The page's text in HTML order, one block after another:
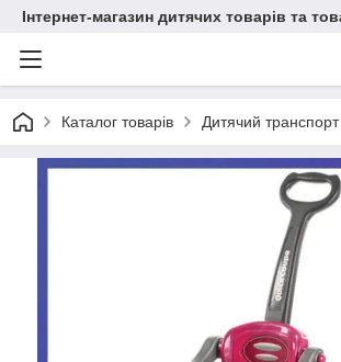
Інтернет-магазин дитячих товарів та
Каталог товарів Дитячий транспорт